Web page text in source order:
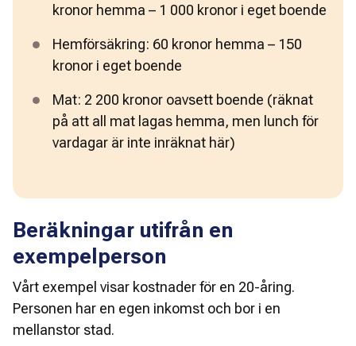
kronor hemma – 1 000 kronor i eget boende
Hemförsäkring: 60 kronor hemma – 150
kronor i eget boende
Mat: 2 200 kronor oavsett boende (räknat
på att all mat lagas hemma, men lunch för
vardagar är inte inräknat här)
Beräkningar utifrån en
exempelperson
Vårt exempel visar kostnader för en 20-åring.
Personen har en egen inkomst och bor i en
mellanstor stad.